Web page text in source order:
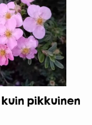
pikkuinen